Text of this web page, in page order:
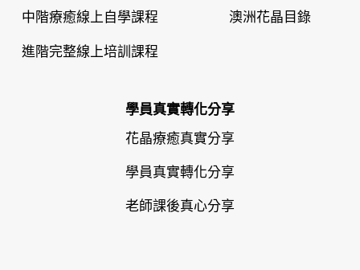
中階療癒線上自學課程
進階完整線上培訓課程
澳洲花晶目錄
學員真實轉化分享
花晶療癒真實分享
學員真實轉化分享
老師課後真心分享